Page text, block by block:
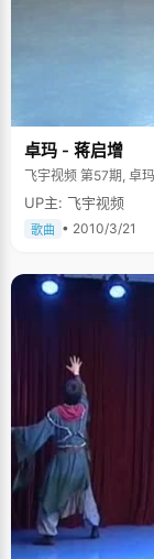
卓玛 - 蒋启增
飞宇视频 第57期, 卓
UP主: 飞宇视频
歌曲 • 2010/3/21